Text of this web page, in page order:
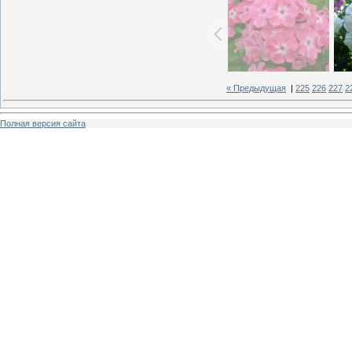
« Предыдущая 225 226 227
Полная версия сайта